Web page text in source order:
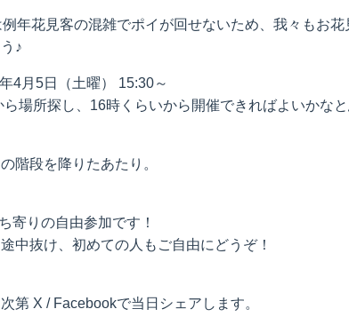
年花見客の混雑でポイが回せないため、我々もお
♪
4月5日（土曜） 15:30～
ら場所探し、16時くらいから開催できればよいかなと
階段を降りたあたり。
寄りの自由参加です！
中抜け、初めての人もご自由にどうぞ！
第 X / Facebookで当日シェアします。